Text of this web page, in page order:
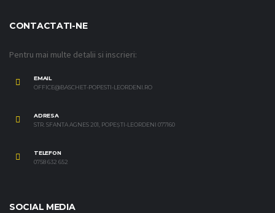
CONTACTATI-NE
Pentru mai multe detalii si inscrieri:
EMAIL
OFFICE@BASCHET-POPESTI-LEORDENI.RO
ADRESA
STR. SFANTA AGNES 201, POPEȘTI-LEORDENI 077160
TELEFON
0758 632 652
SOCIAL MEDIA